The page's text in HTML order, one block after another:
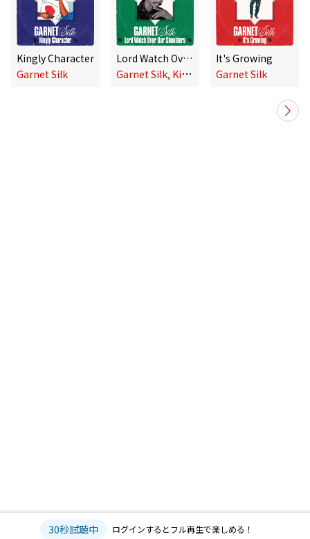
Kingly Character
Garnet Silk
Lord Watch Over Our Shoulders
G
arnet Silk, King Jammy
It's Growing
Garnet Silk
30秒試聴中 ログインするとフル再生で楽しめる！